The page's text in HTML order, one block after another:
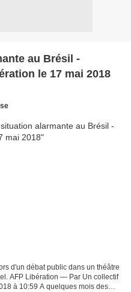
au Brésil -
le 17 mai 2018
d'un débat public dans un théâtre
AFP Libération — Par Un collectif
à 10:59 A quelques mois des